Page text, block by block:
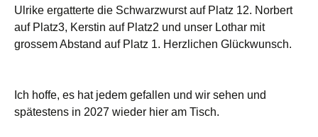
Ulrike ergatterte die Schwarzwurst auf Platz 12. Norbert
auf Platz3, Kerstin auf Platz2 und unser Lothar mit
grossem Abstand auf Platz 1. Herzlichen Glückwunsch.
Ich hoffe, es hat jedem gefallen und wir sehen und
spätestens in 2027 wieder hier am Tisch.